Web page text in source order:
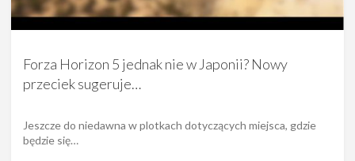
Forza Horizon 5 jednak nie w Japonii? Nowy
przeciek sugeruje…
Jeszcze do niedawna w plotkach dotyczących miejsca, gdzie
będzie się…